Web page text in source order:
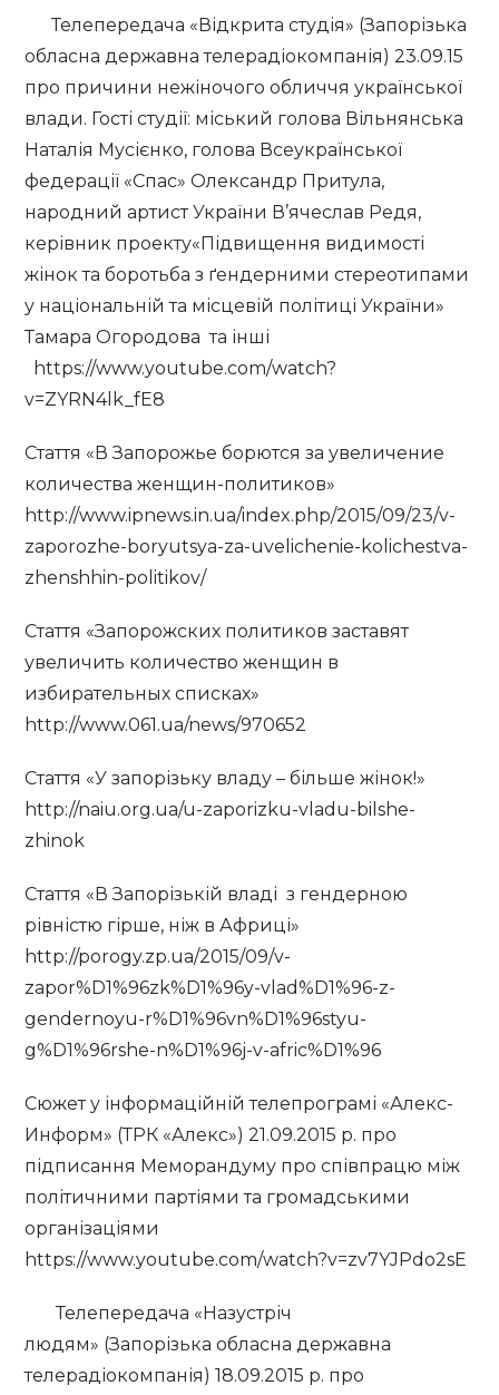
Телепередача «Відкрита студія» (Запорізька
обласна державна телерадіокомпанія) 23.09.15
про причини нежіночого обличчя української
влади. Гості студії: міський голова Вільнянська
Наталія Мусієнко, голова Всеукраїнської
федерації «Спас» Олександр Притула,
народний артист України В’ячеслав Редя,
керівник проекту«Підвищення видимості
жінок та боротьба з ґендерними стереотипами
у національній та місцевій політиці України»
Тамара Огородова та інші
https://www.youtube.com/watch?
v=ZYRN4lk_fE8
Стаття «В Запорожье борются за увеличение
количества женщин-политиков»
http://www.ipnews.in.ua/index.php/2015/09/23/v-
zaporozhe-boryutsya-za-uvelichenie-kolichestva-
zhenshhin-politikov/
Стаття «Запорожских политиков заставят
увеличить количество женщин в
избирательных списках»
http://www.061.ua/news/970652
Стаття «У запорізьку владу – більше жінок!»
http://naiu.org.ua/u-zaporizku-vladu-bilshe-
zhinok
Стаття «В Запорізькій владі з гендерною
рівністю гірше, ніж в Африці»
http://porogy.zp.ua/2015/09/v-
zapor%D1%96zk%D1%96y-vlad%D1%96-z-
gendernoyu-r%D1%96vn%D1%96styu-
g%D1%96rshe-n%D1%96j-v-afric%D1%96
Сюжет у інформаційній телепрограмі «Алекс-
Информ» (ТРК «Алекс») 21.09.2015 р. про
підписання Меморандуму про співпрацю між
політичними партіями та громадськими
організаціями
https://www.youtube.com/watch?v=zv7YJPdo2sE
Телепередача «Назустріч
людям» (Запорізька обласна державна
телерадіокомпанія) 18.09.2015 р. про